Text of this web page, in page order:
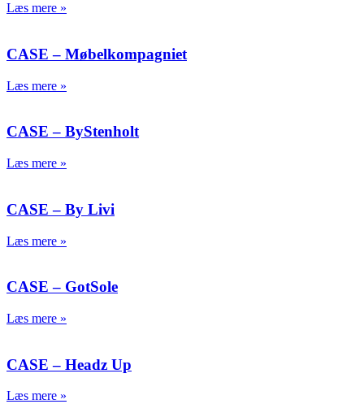
Læs mere »
CASE – Møbelkompagniet
Læs mere »
CASE – ByStenholt
Læs mere »
CASE – By Livi
Læs mere »
CASE – GotSole
Læs mere »
CASE – Headz Up
Læs mere »